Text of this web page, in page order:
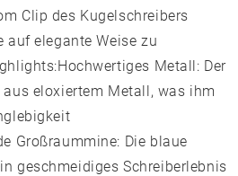
Clip des Kugelschreibers
auf elegante Weise zu
Metall: Der
eloxiertem Metall, was ihm
Großraummine: Die blaue
geschmeidiges Schreiberlebnis